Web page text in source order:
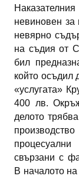
невиновен за
невярно
на съдия от
бил
който осъдил
«услугата»
400 лв.
делото
свързани с
В началото